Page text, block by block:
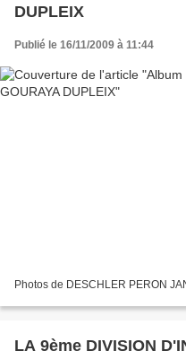
DUPLEIX
Publié le 16/11/2009 à 11:44
Photos de DESCHLER PERON
LA 9ème DIVISION